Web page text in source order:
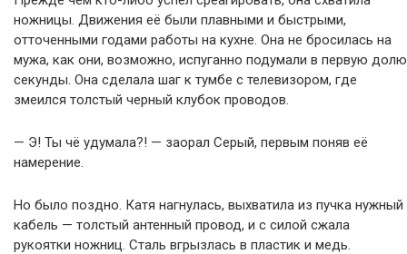
ножницы. Движения её были плавными и быстрыми,
отточенными годами работы на кухне. Она не бросилась на
мужа, как они, возможно, испуганно подумали в первую долю
секунды. Она сделала шаг к тумбе с телевизором, где
змеился толстый черный клубок проводов.
— Э! Ты чё удумала?! — заорал Серый, первым поняв её
намерение.
Но было поздно. Катя нагнулась, выхватила из пучка нужный
кабель — толстый антенный провод, и с силой сжала
рукоятки ножниц. Сталь вгрызлась в пластик и медь.